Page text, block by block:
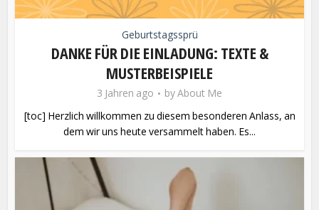
Geburtstagssprü
DANKE FÜR DIE EINLADUNG: TEXTE &
MUSTERBEISPIELE
3 Jahren ago byAbout Me
[toc] Herzlich willkommen zu diesem besonderen Anlass, an
dem wir uns heute versammelt haben. Es...